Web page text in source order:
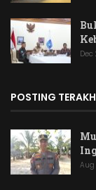
Dec
POSTING
Aug